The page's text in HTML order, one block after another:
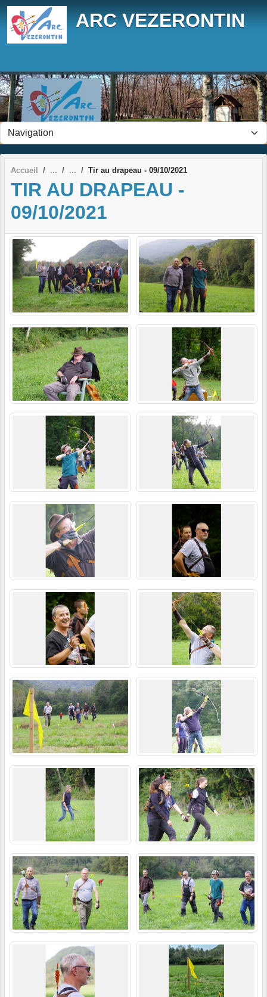
ARC VEZERONTIN
Accueil Tir au drapeau - 09/10/2021
TIR AU DRAPEAU -
09/10/2021
Panneau de gestion des cookies